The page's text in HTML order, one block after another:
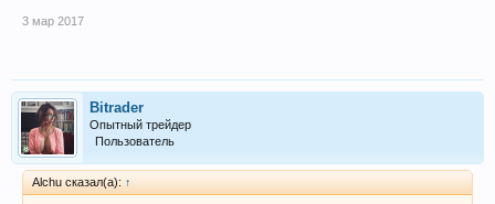
3 мар 2017
Bitrader
Опытный трейдер
Пользователь
Alchu сказал(а): ↑